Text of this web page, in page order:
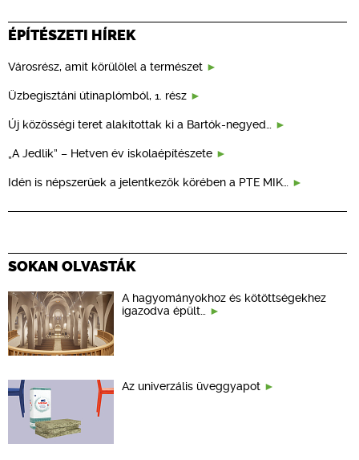
ÉPÍTÉSZETI HÍREK
Városrész, amit körülölel a természet
Üzbegisztáni útinaplómból, 1. rész
Új közösségi teret alakítottak ki a Bartók-negyed…
„A Jedlik” – Hetven év iskolaépítészete
Idén is népszerűek a jelentkezők körében a PTE MIK…
SOKAN OLVASTÁK
A hagyományokhoz és kötöttségekhez
igazodva épült…
Az univerzális üveggyapot